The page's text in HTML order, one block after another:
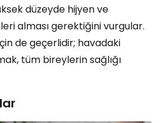
düzeyde hijyen ve
alması gerektiğini vurgular.
de geçerlidir; havadaki
tüm bireylerin sağlığı